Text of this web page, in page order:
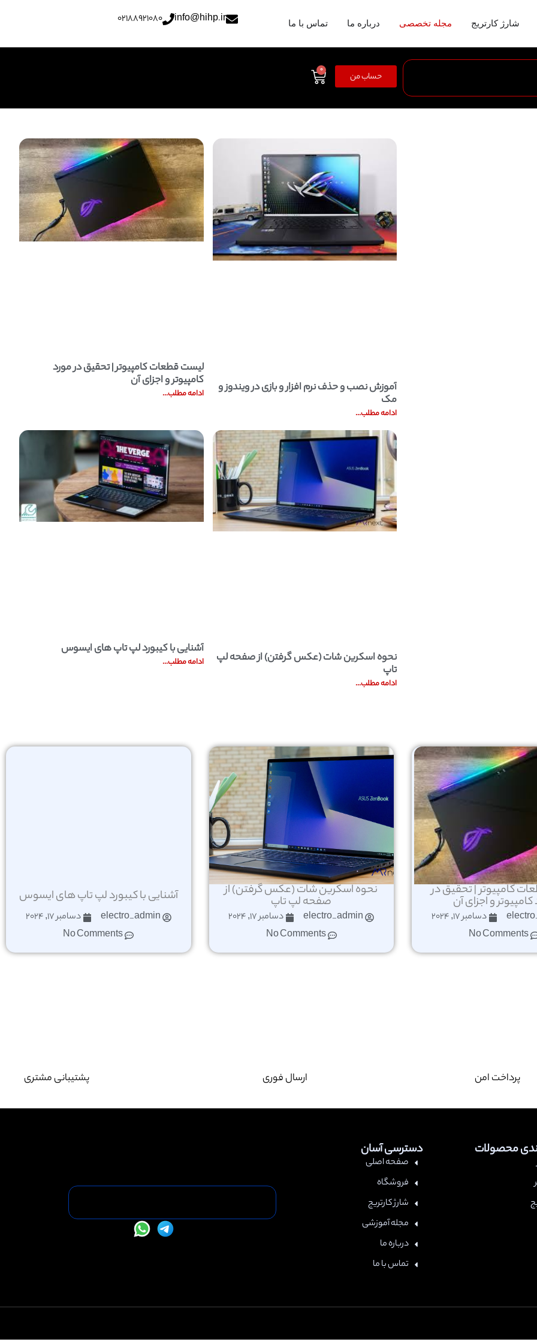
شارژ کارتریج مجله تخصصی درباره ما تماس با ما info@hihp.ir
02188921080
حساب من
0
لیست قطعات کامپیوتر | تحقیق در مورد کامپیوتر و اجزای آن
ادامه مطلب
آموزش نصب و حذف نرم افزار و بازی در ویندوز و
مک
ادامه مطلب...
لیست قطعات کامپیوتر | تحقیق در مورد
کامپیوتر و اجزای آن
ادامه مطلب...
نحوه اسکرین شات (عکس گرفتن) از صفحه لپ
تاپ
ادامه مطلب...
آشنایی با کیبورد لپ تاپ های ایسوس
ادامه مطلب...
کامپیوتر | تحقیق در
و اجزای آن
دسامبر 17, 2024
No Comments
نحوه اسکرین شات (عکس گرفتن) از
صفحه لپ تاپ
electro_admin
دسامبر 17, 2024
No Comments
آشنایی با کیبورد لپ تاپ های ایسوس
electro_admin
دسامبر 17, 2024
No Comments
پرداخت امن ارسال فوری پشتیبانی مشتری
دسترسی آسان
صفحه اصلی
فروشگاه
شارژ کارتریج
مجله آموزشی
درباره ما
تماس با ما
محصولات